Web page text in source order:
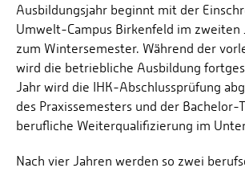
Ausbildungsjahr beginnt mit der
Umwelt-Campus Birkenfeld im zweiten
zum Wintersemester. Während der
wird die betriebliche Ausbildung
Jahr wird die IHK-Abschlussprüfung
des Praxissemesters und der Bachelor-
berufliche Weiterqualifizierung im
Nach vier Jahren werden so zwei